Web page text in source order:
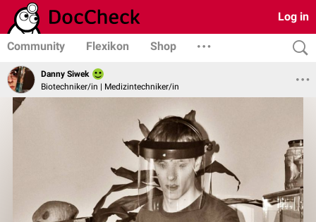
Log in
Community Flexikon Shop
Danny Siwek
Biotechniker/in | Medizintechniker/in